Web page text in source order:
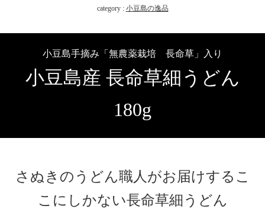
category : 小豆島の逸品
小豆島手摘み「無農薬栽培 長命草」入り
小豆島産 長命草細うどん
180g
さぬきのうどん職人がお届けするこ
こにしかない長命草細うどん